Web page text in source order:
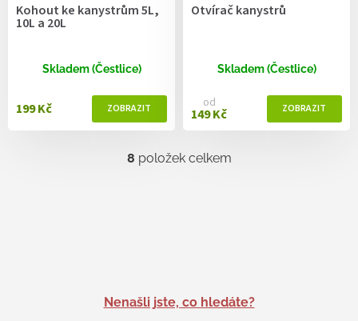
Kohout ke kanystrům 5L,
10L a 20L
Skladem (Čestlice)
199 Kč
Otvírač kanystrů
Skladem (Čestlice)
od
149 Kč
O
r
8 položek celkem
Nenašli jste, co hledáte?